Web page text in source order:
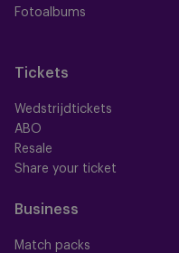
Fotoalbums
Tickets
Wedstrijdtickets
ABO
Resale
Share your ticket
Business
Match packs